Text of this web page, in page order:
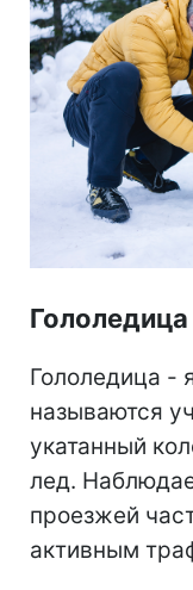
Гололедица
Гололедица -
называются
укатанный
лед.
проезжей
активным